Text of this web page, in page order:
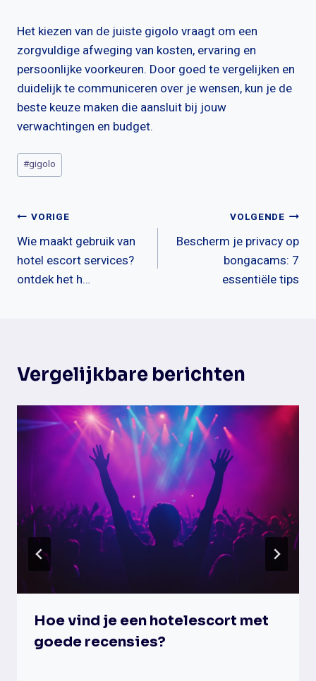
Het kiezen van de juiste gigolo vraagt om een
zorgvuldige afweging van kosten, ervaring en
persoonlijke voorkeuren. Door goed te vergelijken en
duidelijk te communiceren over je wensen, kun je de
beste keuze maken die aansluit bij jouw
verwachtingen en budget.
Bericht
tags:
#gigolo
Bericht
navigatie
VORIGE
Wie maakt gebruik van
hotel escort services?
ontdek het h…
VOLGENDE
Bescherm je privacy op
bongacams: 7
essentiële tips
Vergelijkbare berichten
Hoe vind je een hotelescort met
goede recensies?